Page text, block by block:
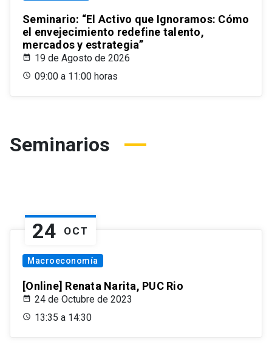
Seminario: “El Activo que Ignoramos: Cómo
el envejecimiento redefine talento,
mercados y estrategia”
19 de Agosto de 2026
09:00 a 11:00 horas
Seminarios
24 OCT
Macroeconomía
[Online] Renata Narita, PUC Rio
24 de Octubre de 2023
13:35 a 14:30